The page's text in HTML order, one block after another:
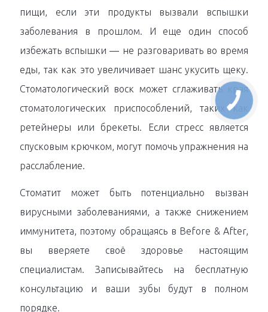
пищи, если эти продукты вызвали вспышки
заболевания в прошлом. И еще один способ
избежать вспышки — не разговаривать во время
еды, так как это увеличивает шанс укусить щеку.
Стоматологический воск может сглаживать края
стоматологических приспособлений, таких как
ретейнеры или брекеты. Если стресс является
спусковым крючком, могут помочь упражнения на
расслабление.
Стоматит может быть потенциально вызван
вирусными заболеваниями, а также снижением
иммунитета, поэтому обращаясь в Before & After,
вы вверяете своё здоровье настоящим
специалистам. Записывайтесь на бесплатную
консультацию и ваши зубы будут в полном
порядке.